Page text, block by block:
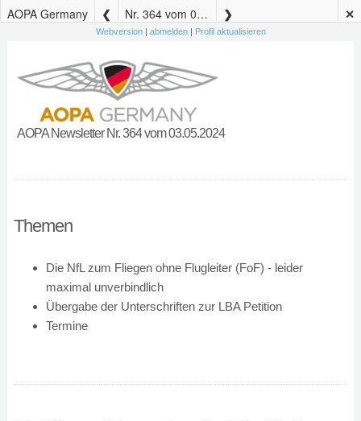
AOPA Germany Nr. 364 vom 03.05.2024 ✕